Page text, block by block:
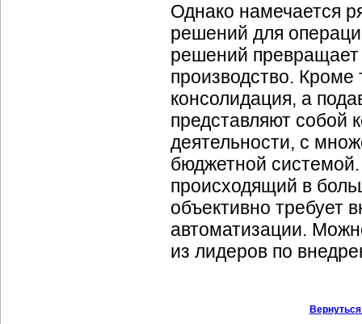
Однако намечается
решений для
решений превращает
производство. Кроме
консолидация, а
представляют
деятельности, с
бюджетной
происходящий в
объективно требует
автоматизации.
из лидеров по